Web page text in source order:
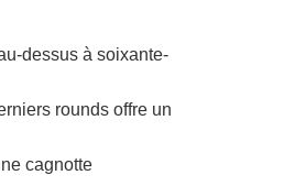
dessus à soixante-
rounds offre un
cagnotte